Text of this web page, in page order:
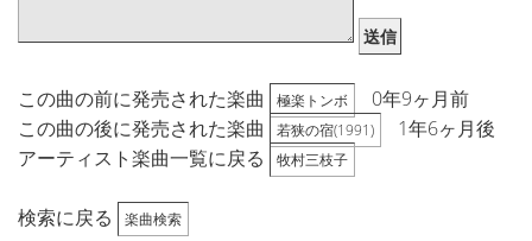
送信
この曲の前に発売された楽曲 極楽トンボ
0年9ヶ月前
この曲の後に発売された楽曲
若狭の宿(1991)
1年6ヶ月後
アーティスト楽曲一覧に戻る
牧村三枝子
検索に戻る 楽曲検索